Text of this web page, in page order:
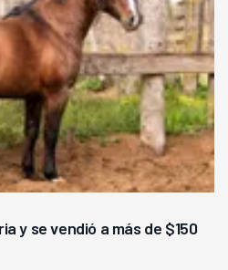
y se vendió a más de $150